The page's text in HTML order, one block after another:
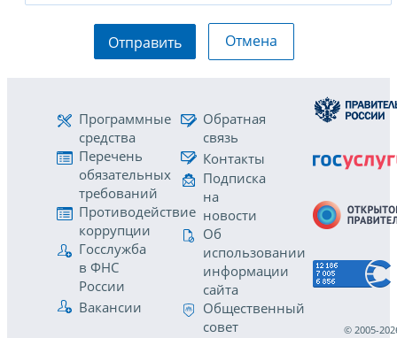
Отправить Отмена
Программные
средства
Перечень
обязательных
требований
Противодействие
коррупции
Госслужба
в ФНС
России
Вакансии
Обратная
связь
Контакты
Подписка
на
новости
Об
использовании
информации
сайта
Общественный
совет
© 2005-